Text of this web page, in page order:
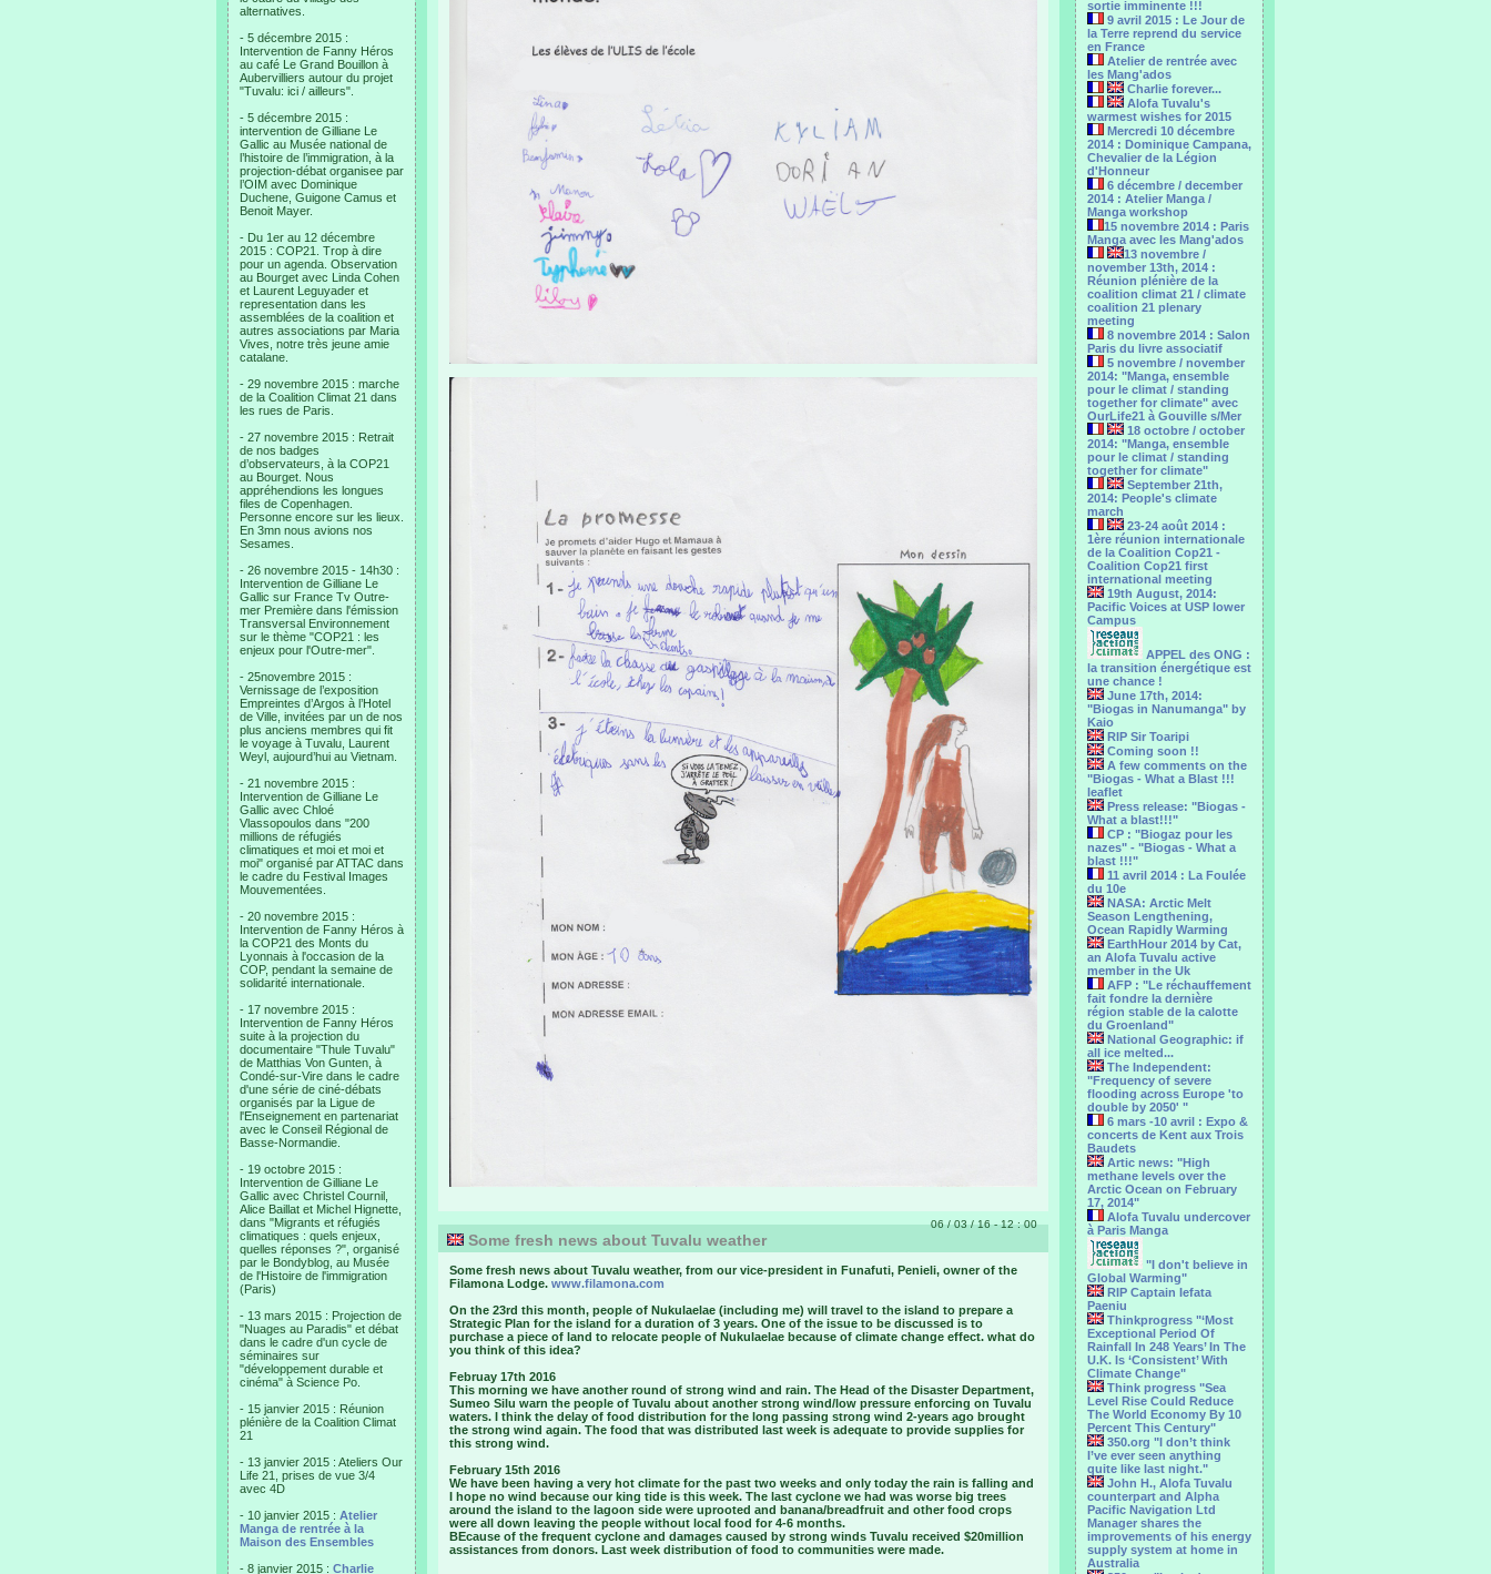
alternatives.
- 5 décembre 2015 :
Intervention de Fanny Héros
au café Le Grand Bouillon à
Aubervilliers autour du projet
"Tuvalu: ici / ailleurs".
- 5 décembre 2015 :
intervention de Gilliane Le
Gallic au Musée national de
l’histoire de l’immigration, à la
projection-débat organisee par
l’OIM avec Dominique
Duchene, Guigone Camus et
Benoit Mayer.
- Du 1er au 12 décembre
2015 : COP21. Trop à dire
pour un agenda. Observation
au Bourget avec Linda Cohen
et Laurent Leguyader et
representation dans les
assemblées de la coalition et
autres associations par Maria
Vives, notre très jeune amie
catalane.
- 29 novembre 2015 : marche
de la Coalition Climat 21 dans
les rues de Paris.
- 27 novembre 2015 : Retrait
de nos badges
d’observateurs, à la COP21
au Bourget. Nous
appréhendions les longues
files de Copenhagen.
Personne encore sur les lieux.
En 3mn nous avions nos
Sesames.
- 26 novembre 2015 - 14h30 :
Intervention de Gilliane Le
Gallic sur France Tv Outre-
mer Première dans l'émission
Transversal Environnement
sur le thème "COP21 : les
enjeux pour l'Outre-mer".
- 25novembre 2015 :
Vernissage de l’exposition
Empreintes d’Argos à l’Hotel
de Ville, invitées par un de nos
plus anciens membres qui fit
le voyage à Tuvalu, Laurent
Weyl, aujourd’hui au Vietnam.
- 21 novembre 2015 :
Intervention de Gilliane Le
Gallic avec Chloé
Vlassopoulos dans "200
millions de réfugiés
climatiques et moi et moi et
moi" organisé par ATTAC dans
le cadre du Festival Images
Mouvementées.
- 20 novembre 2015 :
Intervention de Fanny Héros à
la COP21 des Monts du
Lyonnais à l'occasion de la
COP, pendant la semaine de
solidarité internationale.
- 17 novembre 2015 :
Intervention de Fanny Héros
suite à la projection du
documentaire "Thule Tuvalu"
de Matthias Von Gunten, à
Condé-sur-Vire dans le cadre
d'une série de ciné-débats
organisés par la Ligue de
l'Enseignement en partenariat
avec le Conseil Régional de
Basse-Normandie.
- 19 octobre 2015 :
Intervention de Gilliane Le
Gallic avec Christel Cournil,
Alice Baillat et Michel Hignette,
dans "Migrants et réfugiés
climatiques : quels enjeux,
quelles réponses ?", organisé
par le Bondyblog, au Musée
de l'Histoire de l'immigration
(Paris)
- 13 mars 2015 : Projection de
"Nuages au Paradis" et débat
dans le cadre d'un cycle de
séminaires sur
"développement durable et
cinéma" à Science Po.
- 15 janvier 2015 : Réunion
plénière de la Coalition Climat
21
- 13 janvier 2015 : Ateliers Our
Life 21, prises de vue 3/4
avec 4D
- 10 janvier 2015 : Atelier
Manga de rentrée à la
Maison des Ensembles
- 8 janvier 2015 : Charlie
sortie imminente !!!
9 avril 2015 : Le Jour de
la Terre reprend du service
en France
Atelier de rentrée avec
les Mang'ados
Charlie forever...
Alofa Tuvalu's
warmest wishes for 2015
Mercredi 10 décembre
2014 : Dominique Campana,
Chevalier de la Légion
d'Honneur
6 décembre / december
2014 : Atelier Manga /
Manga workshop
15 novembre 2014 : Paris
Manga avec les Mang'ados
13 novembre /
november 13th, 2014 :
Réunion plénière de la
coalition climat 21 / climate
coalition 21 plenary
meeting
8 novembre 2014 : Salon
Paris du livre associatif
5 novembre / november
2014: "Manga, ensemble
pour le climat / standing
together for climate" avec
OurLife21 à Gouville s/Mer
18 octobre / october
2014: "Manga, ensemble
pour le ‎climat / standing
together for climate"
September 21th,
2014: People's climate
march
23-24 août 2014 :
1ère réunion internationale
de la Coalition Cop21 -
Coalition Cop21 first
international meeting
19th August, 2014:
Pacific Voices at USP lower
Campus
APPEL des ONG :
la transition énergétique est
une chance !
June 17th, 2014:
"Biogas in Nanumanga" by
Kaio
RIP Sir Toaripi
Coming soon !!
A few comments on the
"Biogas - What a Blast !!!
leaflet
Press release: "Biogas -
What a blast!!!"
CP : "Biogaz pour les
nazes" - "Biogas - What a
blast !!!"
11 avril 2014 : La Foulée
du 10e
NASA: Arctic Melt
Season Lengthening,
Ocean Rapidly Warming
EarthHour 2014 by Cat,
an Alofa Tuvalu active
member in the Uk
AFP : "Le réchauffement
fait fondre la dernière
région stable de la calotte
du Groenland"
National Geographic: if
all ice melted...
The Independent:
"Frequency of severe
flooding across Europe 'to
double by 2050' "
6 mars -10 avril : Expo &
concerts de Kent aux Trois
Baudets
Artic news: "High
methane levels over the
Arctic Ocean on February
17, 2014"
Alofa Tuvalu undercover
à Paris Manga
"I don't believe in
Global Warming"
RIP Captain Iefata
Paeniu
Thinkprogress "‘Most
Exceptional Period Of
Rainfall In 248 Years’ In The
U.K. Is ‘Consistent’ With
Climate Change"
Think progress "Sea
Level Rise Could Reduce
The World Economy By 10
Percent This Century"
350.org "I don’t think
I’ve ever seen anything
quite like last night."
John H., Alofa Tuvalu
counterpart and Alpha
Pacific Navigation Ltd
Manager shares the
improvements of his energy
supply system at home in
Australia
06 / 03 / 16 - 12 : 00
Some fresh news about Tuvalu weather
Some fresh news about Tuvalu weather, from our vice-president in Funafuti, Penieli, owner of the
Filamona Lodge. www.filamona.com
On the 23rd this month, people of Nukulaelae (including me) will travel to the island to prepare a
Strategic Plan for the island for a duration of 3 years. One of the issue to be discussed is to
purchase a piece of land to relocate people of Nukulaelae because of climate change effect. what do
you think of this idea?
Februay 17th 2016
This morning we have another round of strong wind and rain. The Head of the Disaster Department,
Sumeo Silu warn the people of Tuvalu about another strong wind/low pressure enforcing on Tuvalu
waters. I think the delay of food distribution for the long passing strong wind 2-years ago brought
the strong wind again. The food that was distributed last week is adequate to provide supplies for
this strong wind.
February 15th 2016
We have been having a very hot climate for the past two weeks and only today the rain is falling and
I hope no wind because our king tide is this week. The last cyclone we had was worse big trees
around the island to the lagoon side were uprooted and banana/breadfruit and other food crops
were all down leaving the people without local food for 4-6 months.
BEcause of the frequent cyclone and damages caused by strong winds Tuvalu received $20million
assistances from donors. Last week distribution of food to communities were made.